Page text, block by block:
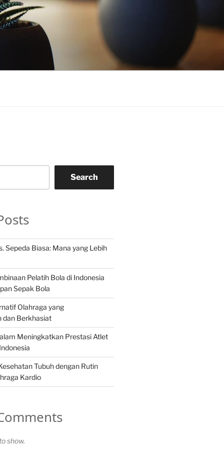
Search
Sepeda Biasa: Mana yang Lebih
Pelatih Bola di Indonesia
Sepak Bola
Olahraga yang
dan Berkhasiat
Meningkatkan Prestasi Atlet
Tubuh dengan Rutin
Kardio
show.